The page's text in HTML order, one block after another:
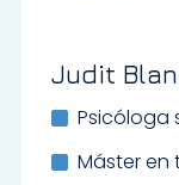
Judit
Psicóloga
Máster